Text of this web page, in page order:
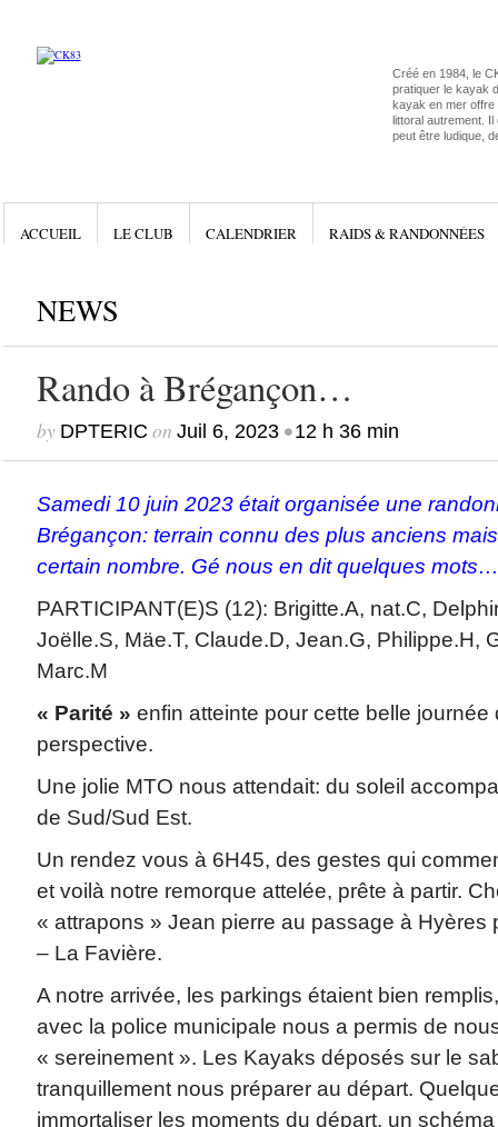
Créé en 1984, le
pratiquer le kayak
kayak en mer offre
littoral autrement.
peut être ludique,
ACCUEIL LE CLUB CALENDRIER RAIDS & RANDONNÉES
NEWS
Rando à Brégançon…
by DPTERIC on Juil 6, 2023•12 h 36 min
Samedi 10 juin 2023 était organisée une
Brégançon: terrain connu des plus anciens
certain nombre. Gé nous en dit quelques mots…
PARTICIPANT(E)S (12): Brigitte.A, nat.C,
Joëlle.S, Mäe.T, Claude.D, Jean.G, Philippe.H,
Marc.M
« Parité » enfin atteinte pour cette belle journée
perspective.
Une jolie MTO nous attendait: du soleil
de Sud/Sud Est.
Un rendez vous à 6H45, des gestes qui
et voilà notre remorque attelée, prête à partir.
« attrapons » Jean pierre au passage à
– La Favière.
A notre arrivée, les parkings étaient bien
avec la police municipale nous a permis de
« sereinement ». Les Kayaks déposés sur le
tranquillement nous préparer au départ.
immortaliser les moments du départ, un